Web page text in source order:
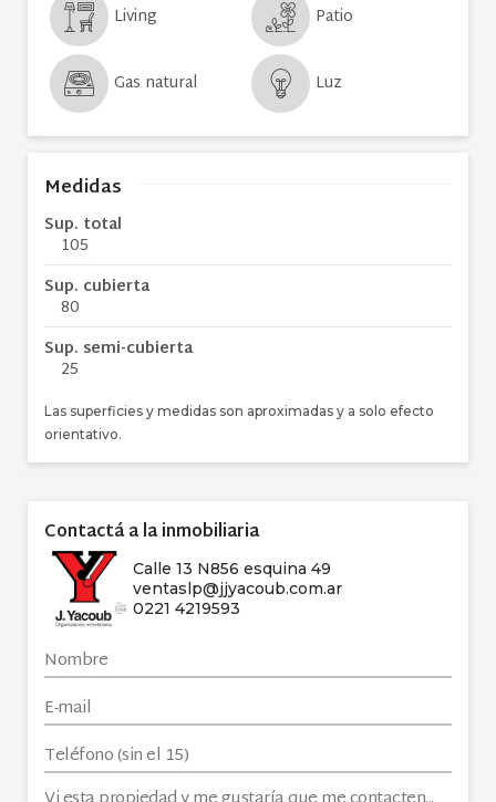
Living Patio
Gas natural Luz
Medidas
Sup. total
105
Sup. cubierta
80
Sup. semi-cubierta
25
Las superficies y medidas son aproximadas y a solo efecto
orientativo.
Contactá a la inmobiliaria
Calle 13 N856 esquina 49
ventaslp@jjyacoub.com.ar
0221 4219593